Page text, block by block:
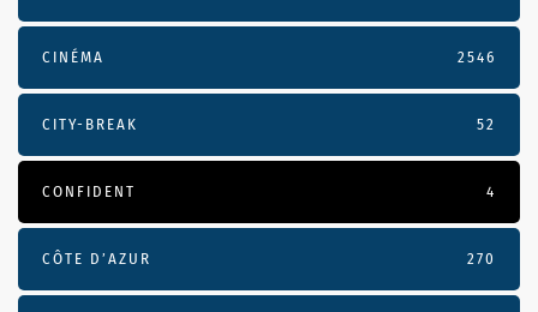
CINÉMA 2546
CITY-BREAK 52
CONFIDENT 4
CÔTE D’AZUR 270